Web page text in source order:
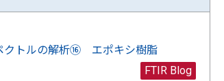
クトルの解析⑯ エポキシ樹脂
FTIR Blog